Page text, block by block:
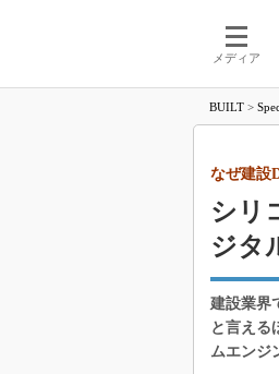
メディア
BUILT >
シリ
ジタ
なぜ建設
建設業界
と言える
ムエンジ